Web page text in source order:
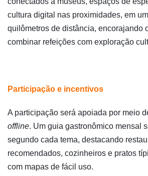
cultura digital nas proximidades, em
quilômetros de distância, encorajando
combinar refeições com exploração
Participação e incentivos
A participação será apoiada por meio
offline. Um guia gastronômico mensal
segundo cada tema, destacando
recomendados, cozinheiros e pratos
com mapas de fácil uso.